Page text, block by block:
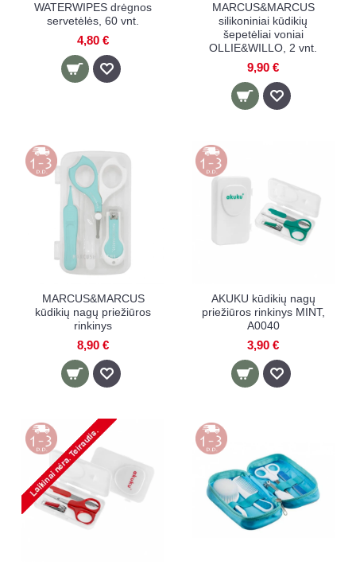
WATERWIPES drėgnos
servetėlės, 60 vnt.
4,80 €
MARCUS&MARCUS
silikoniniai kūdikių
šepetėliai voniai
OLLIE&WILLO, 2 vnt.
9,90 €
MARCUS&MARCUS
kūdikių nagų priežiūros
rinkinys
8,90 €
AKUKU kūdikių nagų
priežiūros rinkinys MINT,
A0040
3,90 €